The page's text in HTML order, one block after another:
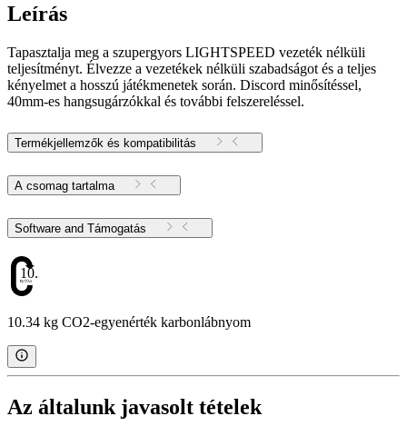
Leírás
Tapasztalja meg a szupergyors LIGHTSPEED vezeték nélküli
teljesítményt. Élvezze a vezetékek nélküli szabadságot és a teljes
kényelmet a hosszú játékmenetek során. Discord minősítéssel,
40mm-es hangsugárzókkal és további felszereléssel.
Termékjellemzők és kompatibilitás
A csomag tartalma
Software and Támogatás
10.34
10.34 kg CO2-egyenérték karbonlábnyom
Az általunk javasolt tételek